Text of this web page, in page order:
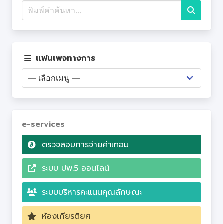
แผนปฏิบัติการ
Q&A
แฟนเพจทางการ
e-services
ตรวจสอบการจ่ายค่าเทอม
ระบบ ปพ.5 ออนไลน์
ระบบบริหารคะแนนคุณลักษณะ
ห้องเกียรติยศ